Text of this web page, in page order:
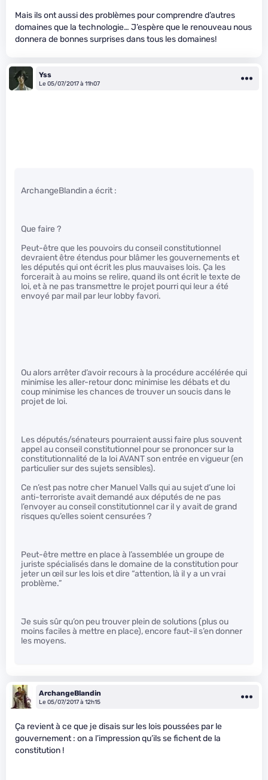
Mais ils ont aussi des problèmes pour comprendre d’autres
domaines que la technologie… J’espère que le renouveau nous
donnera de bonnes surprises dans tous les domaines!
Yss
Le 05/07/2017 à 11h07
ArchangeBlandin a écrit :
Que faire ?
Peut-être que les pouvoirs du conseil constitutionnel
devraient être étendus pour blâmer les gouvernements et
les députés qui ont écrit les plus mauvaises lois. Ça les
forcerait à au moins se relire, quand ils ont écrit le texte de
loi, et à ne pas transmettre le projet pourri qui leur a été
envoyé par mail par leur lobby favori.
Ou alors arrêter d’avoir recours à la procédure accélérée qui
minimise les aller-retour donc minimise les débats et du
coup minimise les chances de trouver un soucis dans le
projet de loi.
Les députés/sénateurs pourraient aussi faire plus souvent
appel au conseil constitutionnel pour se prononcer sur la
constitutionnalité de la loi AVANT son entrée en vigueur (en
particulier sur des sujets sensibles).
Ce n’est pas notre cher Manuel Valls qui au sujet d’une loi
anti-terroriste avait demandé aux députés de ne pas
l’envoyer au conseil constitutionnel car il y avait de grand
risques qu’elles soient censurées ?
Peut-être mettre en place à l’assemblée un groupe de
juriste spécialisés dans le domaine de la constitution pour
jeter un œil sur les lois et dire “attention, là il y a un vrai
problème.”
Je suis sûr qu’on peu trouver plein de solutions (plus ou
moins faciles à mettre en place), encore faut-il s’en donner
les moyens.
ArchangeBlandin
Le 05/07/2017 à 12h15
Ça revient à ce que je disais sur les lois poussées par le
gouvernement : on a l’impression qu’ils se fichent de la
constitution !